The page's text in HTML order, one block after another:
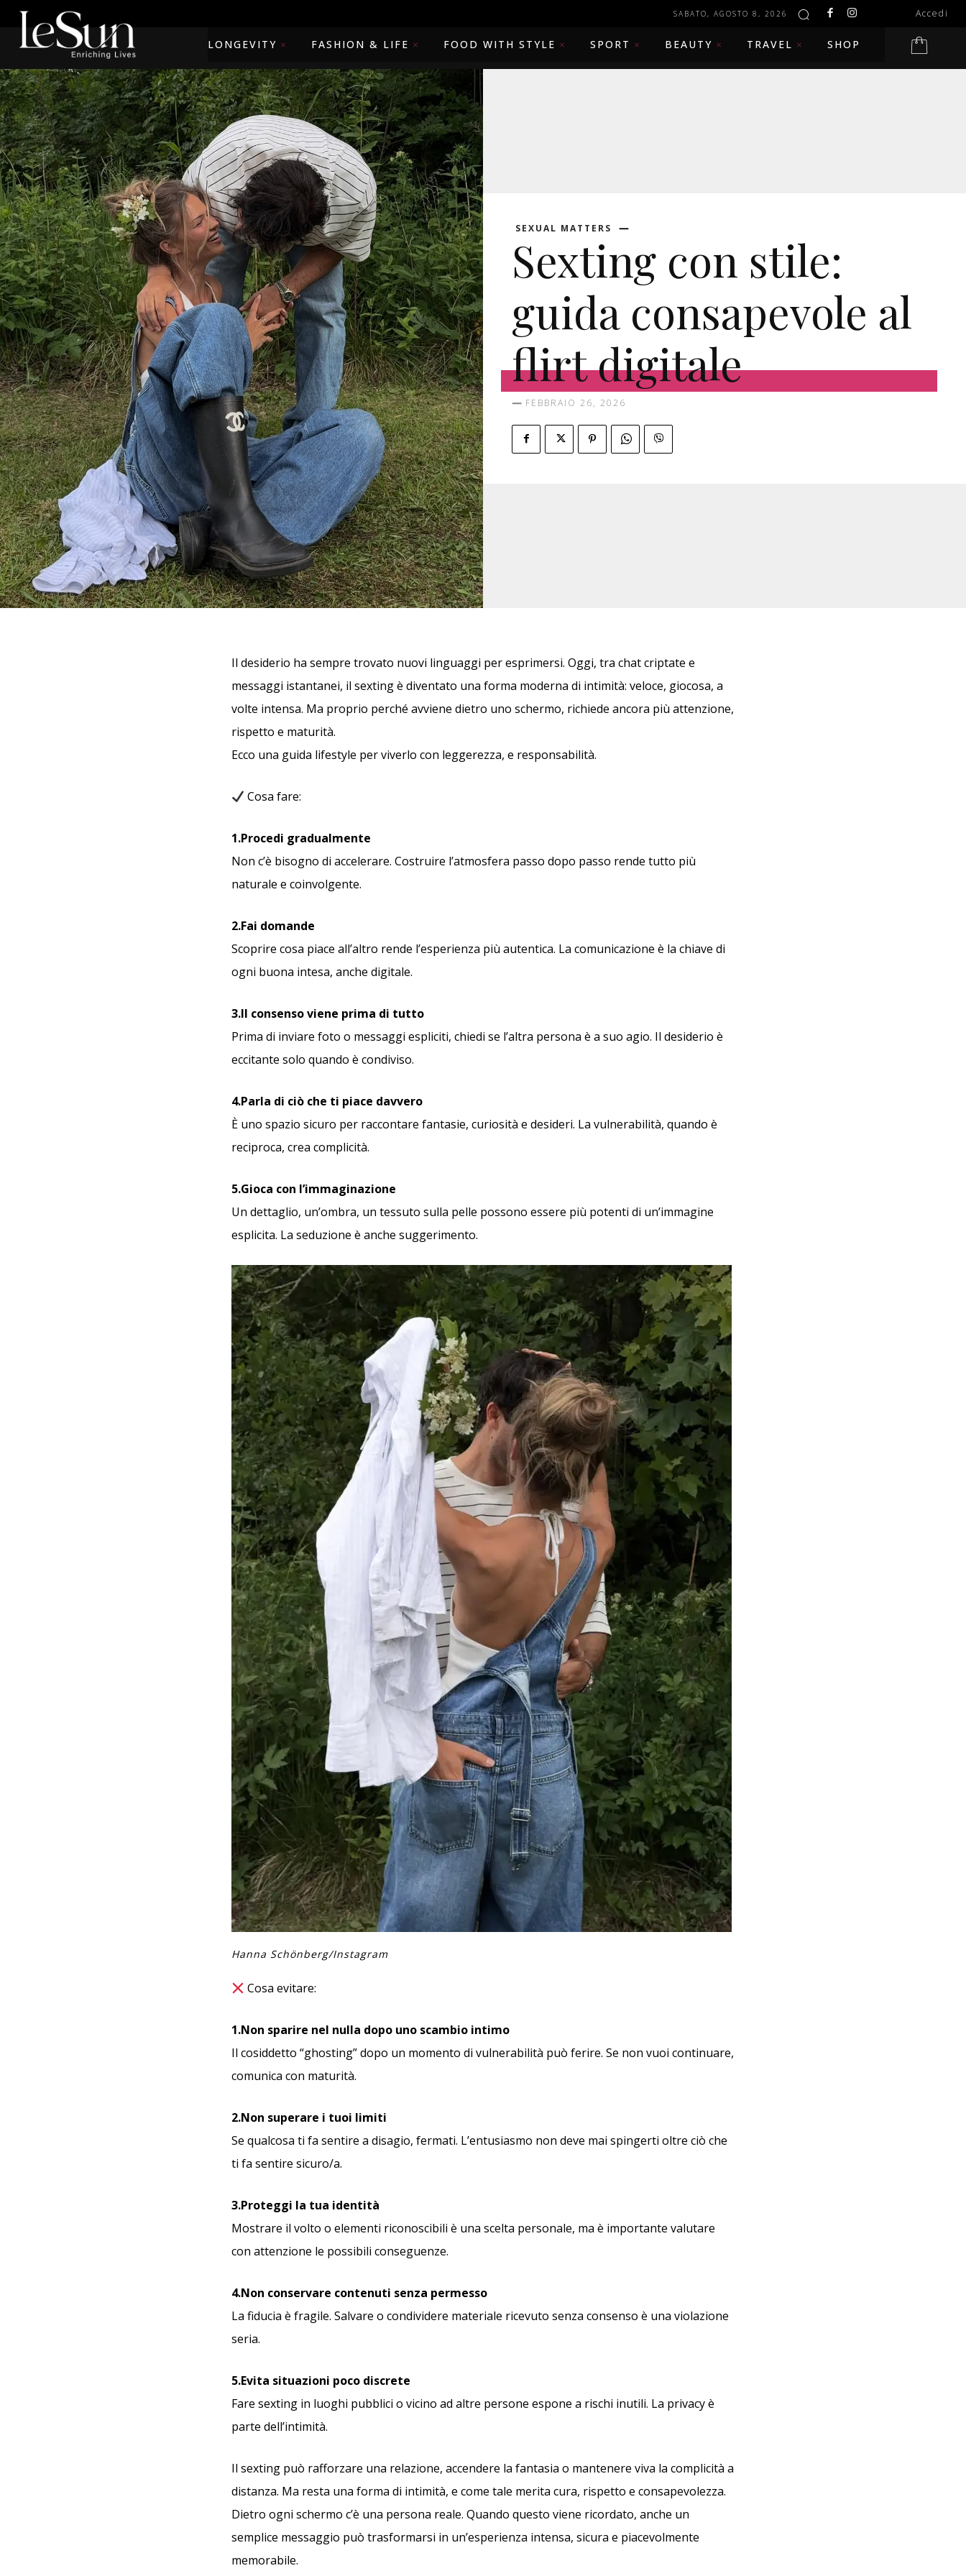
SABATO, AGOSTO 8, 2026 Accedi
LONGEVITY FASHION & LIFE FOOD WITH STYLE SPORT BEAUTY TRAVEL SHOP
SEXUAL MATTERS
Sexting con stile:
guida consapevole al
flirt digitale
FEBBRAIO 26, 2026
Il desiderio ha sempre trovato nuovi linguaggi per esprimersi. Oggi, tra chat criptate e
messaggi istantanei, il sexting è diventato una forma moderna di intimità: veloce, giocosa, a
volte intensa. Ma proprio perché avviene dietro uno schermo, richiede ancora più attenzione,
rispetto e maturità.
Ecco una guida lifestyle per viverlo con leggerezza, e responsabilità.
Cosa fare:
1.Procedi gradualmente
Non c’è bisogno di accelerare. Costruire l’atmosfera passo dopo passo rende tutto più
naturale e coinvolgente.
2.Fai domande
Scoprire cosa piace all’altro rende l’esperienza più autentica. La comunicazione è la chiave di
ogni buona intesa, anche digitale.
3.Il consenso viene prima di tutto
Prima di inviare foto o messaggi espliciti, chiedi se l’altra persona è a suo agio. Il desiderio è
eccitante solo quando è condiviso.
4.Parla di ciò che ti piace davvero
È uno spazio sicuro per raccontare fantasie, curiosità e desideri. La vulnerabilità, quando è
reciproca, crea complicità.
5.Gioca con l’immaginazione
Un dettaglio, un’ombra, un tessuto sulla pelle possono essere più potenti di un’immagine
esplicita. La seduzione è anche suggerimento.
Hanna Schönberg/Instagram
Cosa evitare:
1.Non sparire nel nulla dopo uno scambio intimo
Il cosiddetto “ghosting” dopo un momento di vulnerabilità può ferire. Se non vuoi continuare,
comunica con maturità.
2.Non superare i tuoi limiti
Se qualcosa ti fa sentire a disagio, fermati. L’entusiasmo non deve mai spingerti oltre ciò che
ti fa sentire sicuro/a.
3.Proteggi la tua identità
Mostrare il volto o elementi riconoscibili è una scelta personale, ma è importante valutare
con attenzione le possibili conseguenze.
4.Non conservare contenuti senza permesso
La fiducia è fragile. Salvare o condividere materiale ricevuto senza consenso è una violazione
seria.
5.Evita situazioni poco discrete
Fare sexting in luoghi pubblici o vicino ad altre persone espone a rischi inutili. La privacy è
parte dell’intimità.
Il sexting può rafforzare una relazione, accendere la fantasia o mantenere viva la complicità a
distanza. Ma resta una forma di intimità, e come tale merita cura, rispetto e consapevolezza.
Dietro ogni schermo c’è una persona reale. Quando questo viene ricordato, anche un
semplice messaggio può trasformarsi in un’esperienza intensa, sicura e piacevolmente
memorabile.